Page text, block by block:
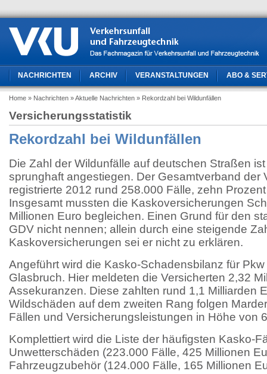
NACHRICHTEN ARCHIV VERANSTALTUNGEN ABO &
Home » Nachrichten » Aktuelle Nachrichten » Rekordzahl bei Wildunfällen
Versicherungsstatistik
Rekordzahl bei Wildunfällen
Die Zahl der Wildunfälle auf deutschen Straßen
sprunghaft angestiegen. Der Gesamtverband der
registrierte 2012 rund 258.000 Fälle, zehn
Insgesamt mussten die Kaskoversicherungen
Millionen Euro begleichen. Einen Grund für den
GDV nicht nennen; allein durch eine steigende
Kaskoversicherungen sei er nicht zu erklären.
Angeführt wird die Kasko-Schadensbilanz für
Glasbruch. Hier meldeten die Versicherten 2,32
Assekuranzen. Diese zahlten rund 1,1 Milliarden
Wildschäden auf dem zweiten Rang folgen
Fällen und Versicherungsleistungen in Höhe von
Komplettiert wird die Liste der häufigsten Kasko-
Unwetterschäden (223.000 Fälle, 425 Millionen
Fahrzeugzubehör (124.000 Fälle, 165 Millionen